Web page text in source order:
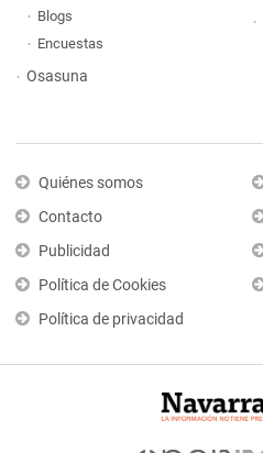
Blogs
Encuestas
Osasuna
Quiénes somos
Contacto
Publicidad
Política de Cookies
Política de privacidad